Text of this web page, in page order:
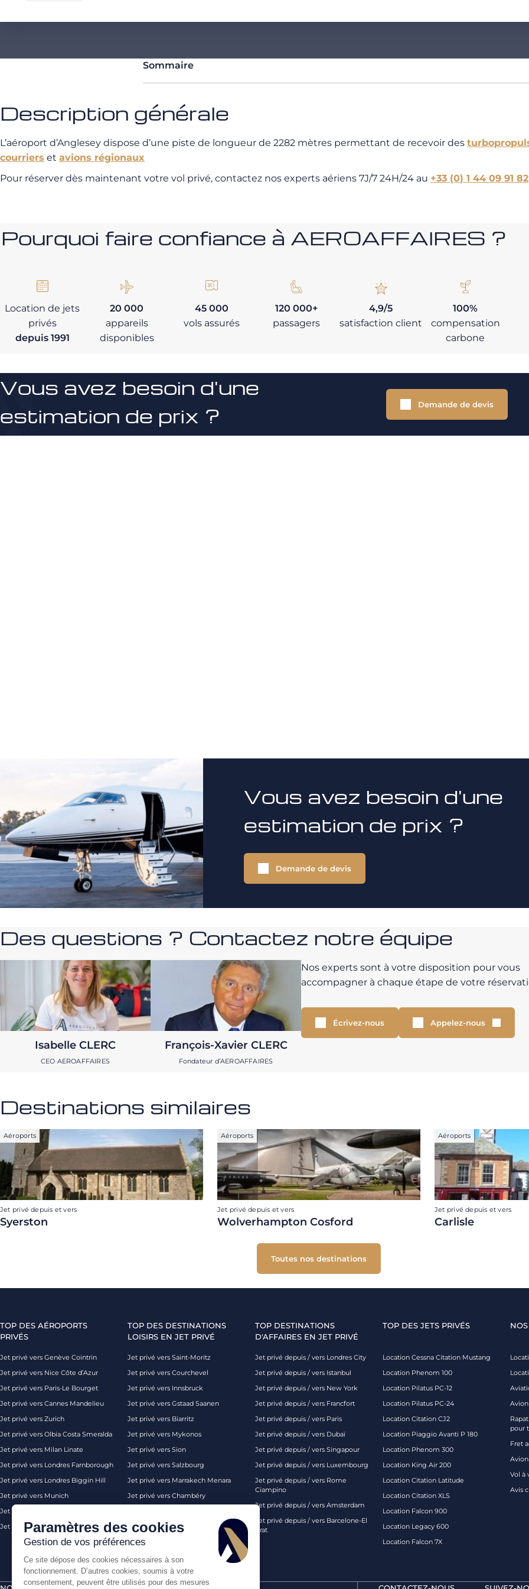
Sommaire
Description générale
L’aéroport d’Anglesey dispose d’une piste de longueur de 2282 mètres permettant de recevoir des
courriers et avions régionaux
Pour réserver dès maintenant votre vol privé, contactez nos experts aériens 7J/7 24H/24 au +33 (0) 1 44 09 91 82
Pourquoi faire confiance à AEROAFFAIRES ?
Location de jets
privés
depuis 1991
20 000
appareils
disponibles
45 000
vols assurés
120 000+
passagers
4,9/5
satisfaction client
100%
compensation
carbone
Vous avez besoin d'une
estimation de prix ?
Demande de devis
Vous avez besoin d'une
estimation de prix ?
Demande de devis
Des questions ? Contactez notre équipe
Isabelle CLERC
CEO AEROAFFAIRES
François-Xavier CLERC
Fondateur d’AEROAFFAIRES
Nos experts sont à votre disposition pour vous
accompagner à chaque étape de votre
Écrivez-nous Appelez-nous
Destinations similaires
Aéroports
Jet privé depuis et vers
Syerston
Aéroports
Jet privé depuis et vers
Wolverhampton Cosford
Aéroports
Jet privé depuis et vers
Carlisle
Toutes nos destinations
TOP DES AÉROPORTS
PRIVÉS
Jet privé vers Genève Cointrin
Jet privé vers Nice Côte d’Azur
Jet privé vers Paris-Le Bourget
Jet privé vers Cannes Mandelieu
Jet privé vers Zurich
Jet privé vers Olbia Costa Smeralda
Jet privé vers Milan Linate
Jet privé vers Londres Farnborough
Jet privé vers Londres Biggin Hill
Jet privé vers Munich
Jet privé vers Monaco
Jet privé vers Palma de Majorque
TOP DES DESTINATIONS
LOISIRS EN JET PRIVÉ
Jet privé vers Saint-Moritz
Jet privé vers Courchevel
Jet privé vers Innsbruck
Jet privé vers Gstaad Saanen
Jet privé vers Biarritz
Jet privé vers Mykonos
Jet privé vers Sion
Jet privé vers Salzbourg
Jet privé vers Marrakech Menara
Jet privé vers Chambéry
Jet privé vers Londres
TOP DESTINATIONS
D'AFFAIRES EN JET PRIVÉ
Jet privé depuis / vers Londres City
Jet privé depuis / vers Istanbul
Jet privé depuis / vers New York
Jet privé depuis / vers Francfort
Jet privé depuis / vers Paris
Jet privé depuis / vers Dubaï
Jet privé depuis / vers Singapour
Jet privé depuis / vers Luxembourg
Jet privé depuis / vers Rome
Ciampino
Jet privé depuis / vers Amsterdam
Jet privé depuis / vers Barcelone-El
Prat
TOP DES JETS PRIVÉS
Location Cessna Citation Mustang
Location Phenom 100
Location Pilatus PC-12
Location Pilatus PC-24
Location Citation CJ2
Location Piaggio Avanti P 180
Location Phenom 300
Location King Air 200
Location Citation Latitude
Location Citation XLS
Location Falcon 900
Location Legacy 600
Location Falcon 7X
pour
Fret
Vol à
Avis
Paramètres des cookies
Gestion de vos préférences
Ce site dépose des cookies nécessaires à son
fonctionnement. D’autres cookies, soumis à votre
consentement, peuvent être utilisés pour des mesures